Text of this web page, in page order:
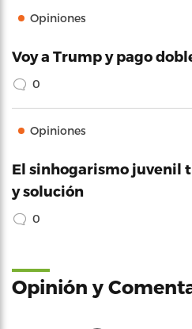
Opiniones
Voy a Trump y pago
0
Opiniones
El sinhogarismo juvenil
y solución
0
Opinión y